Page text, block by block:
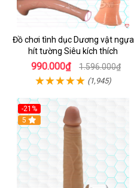
Đồ chơi tình dục Dương vật ngựa
hít tường Siêu kích thích
990.000₫ 1.596.000₫
(1,945)
-21%
Hot
5